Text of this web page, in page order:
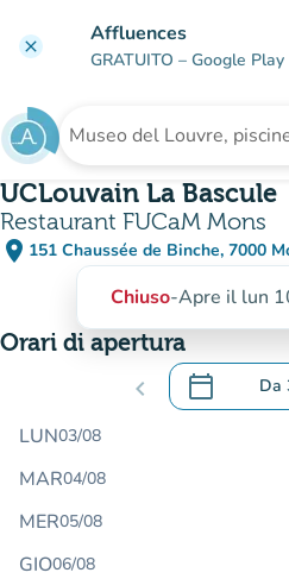
clear Affluences
GRATUITO – Google Play
Cerca una struttura
UCLouvain La Bascule
Restaurant FUCaM Mons
place 151 Chaussée de Binche, 7000
(apri in
(nuova
Chiuso-Apre il lun
Orari di apertura
chevron_left calendar_today Da
.Aprire il
LUN03/08
MAR04/08
MER05/08
GIO06/08